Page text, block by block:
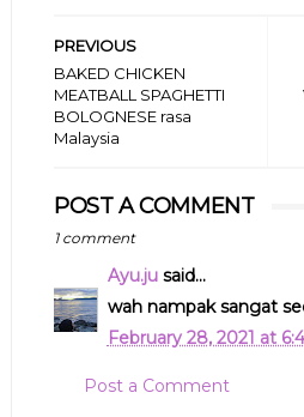
PREVIOUS
BAKED CHICKEN
MEATBALL SPAGHETTI
BOLOGNESE rasa
Malaysia
POST A COMMENT
1 comment
Ayu.jusaid...
wah nampak sangat
February 28, 2021 at
Post a Comment